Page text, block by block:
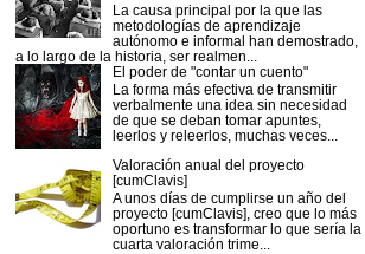
La causa principal por la que las
metodologías de aprendizaje
autónomo e informal han demostrado,
a lo largo de la historia, ser realmen...
El poder de "contar un cuento"
La forma más efectiva de transmitir
verbalmente una idea sin necesidad
de que se deban tomar apuntes,
leerlos y releerlos, muchas veces...
Valoración anual del proyecto
[cumClavis]
A unos días de cumplirse un año del
proyecto [cumClavis], creo que lo más
oportuno es transformar lo que sería la
cuarta valoración trime...